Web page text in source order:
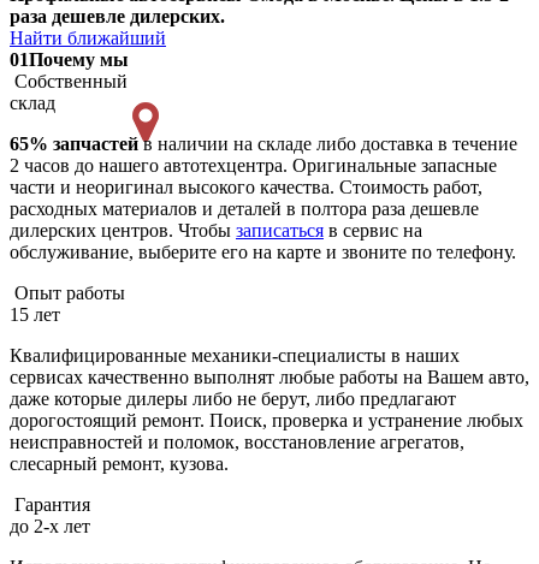
раза дешевле дилерских.
Найти ближайший
01Почему мы
Собственный
склад
65% запчастейв наличии на складе либо доставка в течение
2 часов до нашего автотехцентра. Оригинальные запасные
части и неоригинал высокого качества. Стоимость работ,
расходных материалов и деталей в полтора раза дешевле
дилерских центров. Чтобы записаться в сервис на
обслуживание, выберите его на карте и звоните по телефону.
Опыт работы
15 лет
Квалифицированные механики-специалисты в наших
сервисах качественно выполнят любые работы на Вашем авто,
даже которые дилеры либо не берут, либо предлагают
дорогостоящий ремонт. Поиск, проверка и устранение любых
неисправностей и поломок, восстановление агрегатов,
слесарный ремонт, кузова.
Гарантия
до 2-х лет